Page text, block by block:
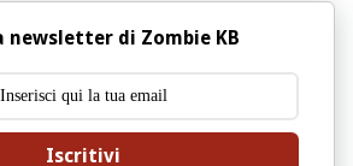
newsletter di Zombie KB
Iscritivi